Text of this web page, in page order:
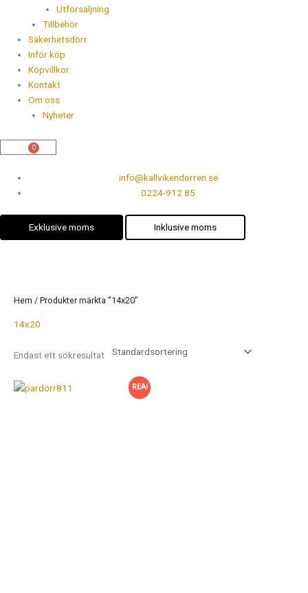
Utförsäljning
Tillbehör
Säkerhetsdörr
Inför köp
Köpvillkor
Kontakt
Om oss
Nyheter
0
Varukorg
info@kallvikendorren.se
0224-912 85
Exklusive moms Inklusive moms
Hem / Produkter märkta ”14x20”
14x20
Endast ett sökresultat
REA!